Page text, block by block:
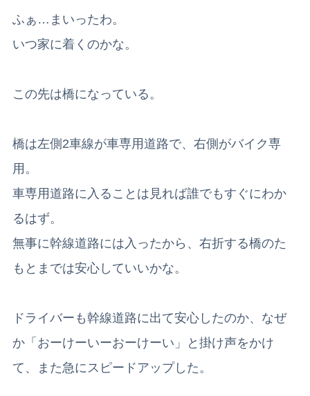
ふぁ…まいったわ。
いつ家に着くのかな。
この先は橋になっている。
橋は左側2車線が車専用道路で、右側がバイク専
用。
車専用道路に入ることは見れば誰でもすぐにわか
るはず。
無事に幹線道路には入ったから、右折する橋のた
もとまでは安心していいかな。
ドライバーも幹線道路に出て安心したのか、なぜ
か「おーけーいーおーけーい」と掛け声をかけ
て、また急にスピードアップした。